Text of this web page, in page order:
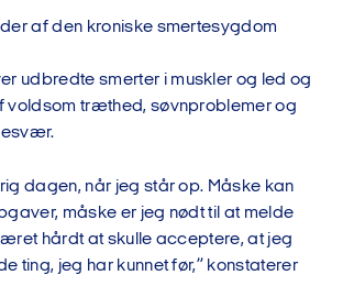
af den kroniske smertesygdom
udbredte smerter i muskler og led og
voldsom træthed, søvnproblemer og
dagen, når jeg står op. Måske kan
måske er jeg nødt til at melde
hårdt at skulle acceptere, at jeg
ting, jeg har kunnet før,” konstaterer